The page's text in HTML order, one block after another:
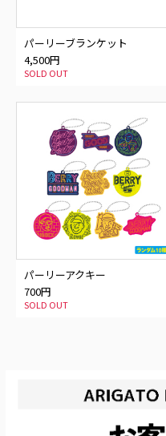
パーリーブランケット
4,500円
SOLD OUT
パーリーアクキー
700円
SOLD OUT